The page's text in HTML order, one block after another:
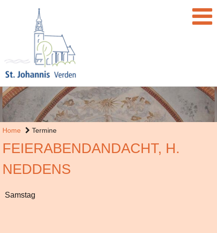
Home Termine
FEIERABENDANDACHT, H.
NEDDENS
Samstag